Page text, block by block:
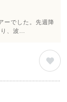
ーでした。先週降
、波...